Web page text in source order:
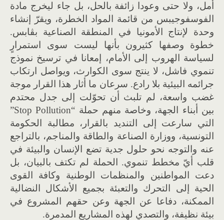
أمل، ولا حتى وعودا زائفة بالحل، بل جاء ليخرج مادة
الفوسفوجيبس من قائمة المواد الخطرة، ويقرّ إنشاء
وحدة لإنتاج الأمونيا في المنطقة الصناعية بڨابس.
خطوة وصفها كثيرون بأنها ليست سوى استمرارٍ
لسياسة الهروب إلى الأمام، إمعانا في ترسيخ نموذج
تنموي فاشل، لا ينتج سوى الكوارث، ويواصل ارتكاب
جرائمه البيئية بلا رادع. سرعان ما أثار هذا القرار موجة
غضب واسعة، لم تلبث أن تحوّلت إلى جدل محتدم
بين أبناء الجهة، وخاصة منهم حملة “Stop Pollution”
التي سارعت إلى التنديد بالقرار، مطالبة الحكومة
التونسية، ووزارة الصناعة والطاقة والمناجم، بالتراجع
عنه والتوجه نحو حلول جدية تضع الإنسان والبيئة في
قلب أيّ مخطط تنموي. الحملة لم تكتف بالبيان، بل
دعت المواطنين والمنظمات الوطنية وكافة القوى
الحية إلى التحرك والتعبئة بجميع الأشكال النضالية
الممكنة، دفاعا عن الجهة وعن حقهم المشروع في
بيئة نظيفة، والتصدي لهذه المشاريع المدمرة.